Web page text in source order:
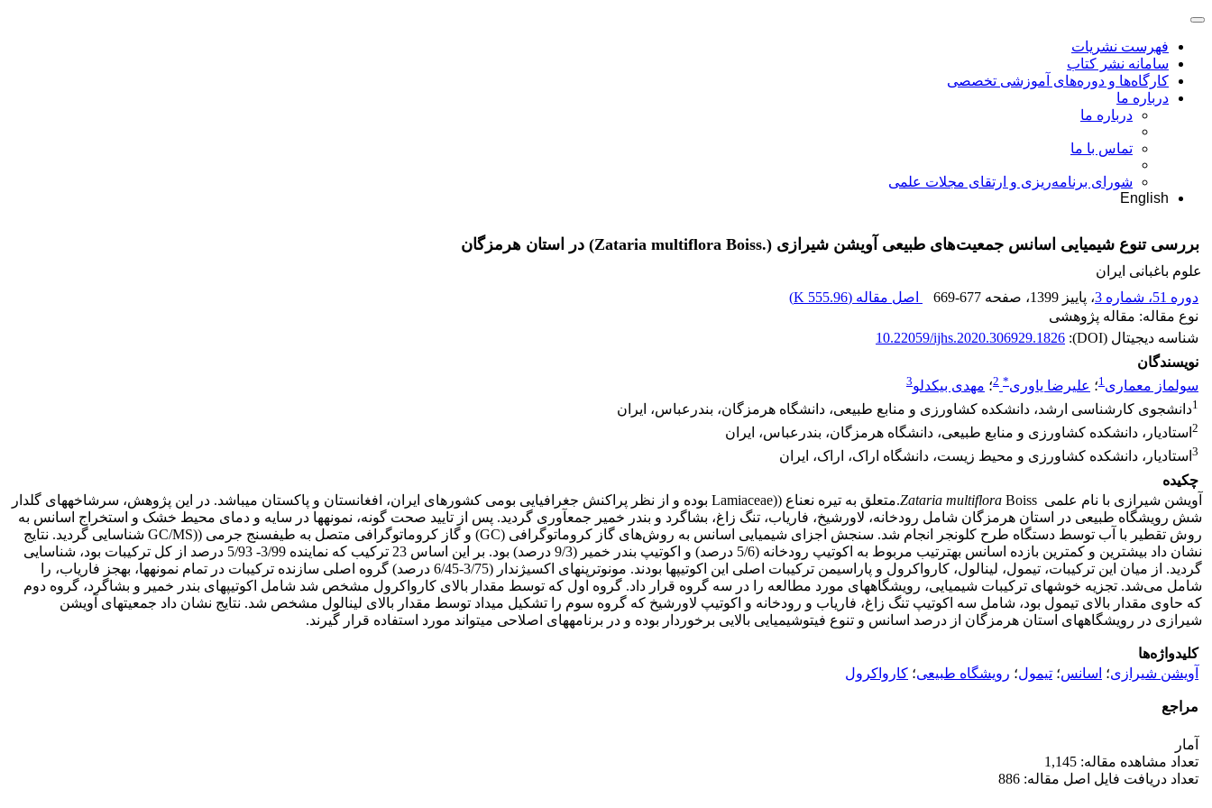
فهرست نشریات
سامانه نشر کتاب
کارگاه‌ها و دوره‌های آموزشی تخصصی
درباره ما
درباره ما
تماس با ما
شورای برنامه‌ریزی و ارتقای مجلات علمی
English
بررسی تنوع شیمیایی اسانس جمعیت‌های طبیعی آویشن شیرازی (‏Zataria multiflora Boiss.‎‏) در ‏استان هرمزگان
علوم باغبانی ایران
دوره 51، شماره 3
، پاییز 1399 ، صفحه 669-677 اصل مقاله (555.96 K
)
نوع مقاله: مقاله پژوهشی
شناسه دیجیتال (DOI):
10.22059/ijhs.2020.306929.1826
نویسندگان
سولماز معماری1؛ علیرضا یاوری*
2؛ مهدی بیکدلو3
1دانشجوی کارشناسی ارشد، دانشکده کشاورزی و منابع طبیعی، دانشگاه هرمزگان، بندرعباس، ایران
2 استادیار، دانشکده کشاورزی و منابع طبیعی، دانشگاه هرمزگان، بندرعباس، ایران
3 استادیار، دانشکده کشاورزی و محیط زیست، دانشگاه اراک، اراک، ایران
چکیده
آویشن شیرازی با نام علمی
Zataria multiflora
Boiss.متعلق به تیره نعناع ((Lamiaceae بوده و از نظر پراکنش جغرافیایی بومی کشورهای ایران، افغانستان و پاکستان می­باشد. در این پژوهش، سرشاخه­های گلدار
شش رویشگاه طبیعی در استان هرمزگان شامل رودخانه، لاورشیخ، فاریاب، تنگ زاغ، بشاگرد و بندر خمیر جمع­آوری گردید. پس از تایید صحت گونه، نمونه­ها در سایه و دمای محیط خشک و استخراج اسانس به
روش تقطیر با آب توسط دستگاه طرح کلونجر انجام شد. سنجش اجزای شیمیایی اسانس به روش‌های گاز کروماتوگرافی (GC) و گاز کروماتوگرافی متصل به طیف­سنج جرمی ((GC/MS شناسایی گردید. نتایج
نشان داد بیشترین و کمترین بازده اسانس به­ترتیب مربوط به اکوتیپ رودخانه (5/6 درصد) و اکوتیپ بندر خمیر (9/3 درصد) بود. بر این اساس 23 ترکیب که نماینده 3/99- 5/93 درصد از کل ترکیبات بود، شناسایی
گردید. از میان این ترکیبات، تیمول، لینالول، کارواکرول و پاراسیمن ترکیبات اصلی این اکوتیپ­ها بودند. مونوترپن­های اکسیژن­دار (3/75-6/45 درصد) گروه اصلی سازنده ترکیبات در تمام نمونه­ها، به­جز فاریاب، را
شامل می‌شد. تجزیه خوشه­ای ترکیبات شیمیایی، رویشگاه­های مورد مطالعه را در سه گروه قرار داد. گروه اول که توسط مقدار بالای کارواکرول مشخص شد شامل اکوتیپ­های بندر خمیر و بشاگرد، گروه دوم
که حاوی مقدار بالای تیمول بود، شامل سه اکوتیپ­ تنگ زاغ، فاریاب و رودخانه و اکوتیپ­ لاورشیخ که گروه سوم را تشکیل می­داد توسط مقدار بالای لینالول مشخص شد. نتایج نشان داد جمعیت­های آویشن
شیرازی در رویشگاه­های استان هرمزگان از درصد اسانس و تنوع فیتوشیمیایی بالایی برخوردار بوده و در برنامه­های اصلاحی می­تواند مورد استفاده قرار گیرند.
کلیدواژه‌ها
آویشن شیرازی؛ اسانس؛ تیمول؛ رویشگاه طبیعی؛ کارواکرول‏
مراجع
آمار
تعداد مشاهده مقاله: 1,145
تعداد دریافت فایل اصل مقاله: 886